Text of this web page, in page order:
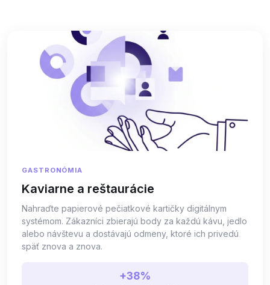
GASTRONÓMIA
Kaviarne a reštaurácie
Nahraďte papierové pečiatkové kartičky digitálnym
systémom. Zákazníci zbierajú body za každú kávu, jedlo
alebo návštevu a dostávajú odmeny, ktoré ich privedú
späť znova a znova.
+38%